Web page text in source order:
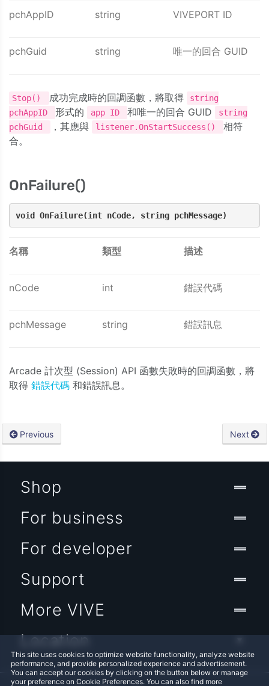
pchAppID string VIVEPORT ID
pchGuid string 唯一的回合 GUID
Stop() 成功完成時的回調函數，將取得
string
pchAppID
形式的 app ID 和唯一的回合 GUID
string
pchGuid
，其應與 listener.OnStartSuccess()
相符
合。
OnFailure()
void OnFailure(int nCode, string pchMessage)
名稱 類型 描述
nCode int 錯誤代碼
pchMessage string 錯誤訊息
Arcade 計次型 (Session) API 函數失敗時的回調函數，將
取得 錯誤代碼 和錯誤訊息。
Previous Next
This site uses cookies to optimize website functionality, analyze website
performance, and provide personalized experience and advertisement.
You can accept our cookies by clicking on the button below or manage
your preference on Cookie Preferences. You can also find more
Shop
For business
For developer
Support
More VIVE
Location